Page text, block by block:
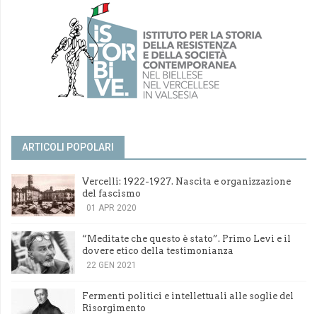
ARTICOLI POPOLARI
Vercelli: 1922-1927. Nascita e organizzazione
del fascismo
01 APR 2020
“Meditate che questo è stato”. Primo Levi e il
dovere etico della testimonianza
22 GEN 2021
Fermenti politici e intellettuali alle soglie del
Risorgimento